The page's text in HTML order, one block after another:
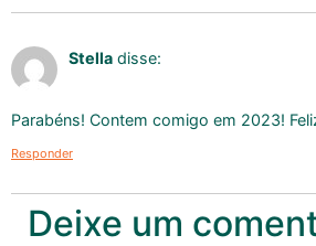
Stella disse:
Parabéns! Contem comigo em 2023!
Responder
Deixe um